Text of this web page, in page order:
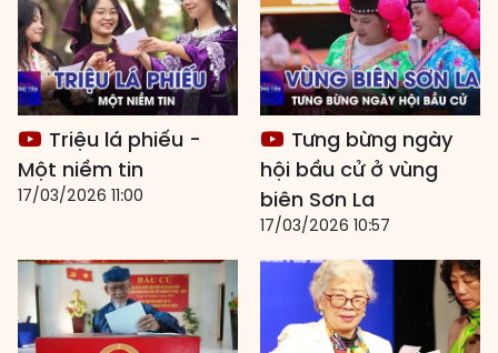
Triệu lá phiếu -
Một niềm tin
17/03/2026 11:00
Tưng bừng ngày
hội bầu cử ở vùng
biên Sơn La
17/03/2026 10:57